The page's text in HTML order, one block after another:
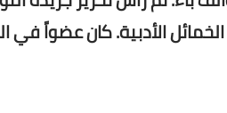
الأدبية. وفي عام 1963 أصدر مجلة الخمائل